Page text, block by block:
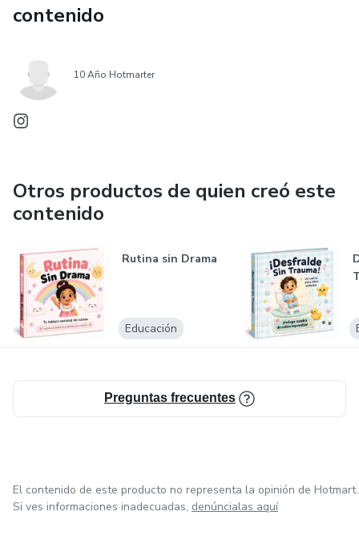
contenido
10 Año Hotmarter
Otros productos de quien creó este
contenido
Rutina sin Drama
Educación
Preguntas frecuentes
El contenido de este producto no representa la opinión de Hotmart.
Si ves informaciones inadecuadas, denúncialas aquí